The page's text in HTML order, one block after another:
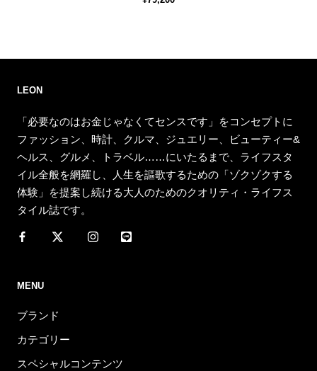
LEON
「必要なのはお金じゃなくてセンスです」をコンセプトに
ファッション、時計、クルマ、ジュエリー、ビューティー&
ヘルス、グルメ、トラベル……にいたるまで、ライフスタ
イル全般を網羅し、人生を謳歌するための「ゾクゾクする
体験」を提案し続ける大人のためのクオリティ・ライフス
タイル誌です。
MENU
ブランド
カテゴリー
スペシャルコンテンツ